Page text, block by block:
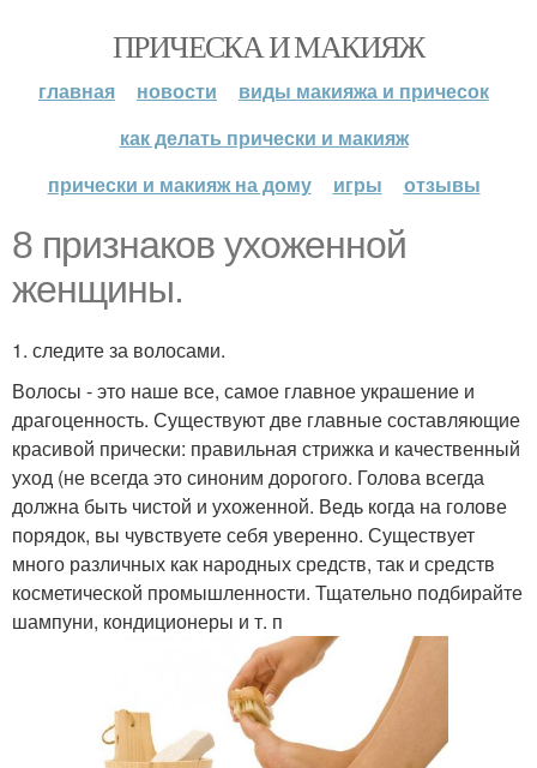
ПРИЧЕСКА И МАКИЯЖ
главная новости
виды макияжа и причесок
как делать прически и макияж
прически и макияж на дому
игры отзывы
8 признаков ухоженной
женщины.
1. следите за волосами.
Волосы - это наше все, самое главное украшение и
драгоценность. Существуют две главные составляющие
красивой прически: правильная стрижка и качественный
уход (не всегда это синоним дорогого. Голова всегда
должна быть чистой и ухоженной. Ведь когда на голове
порядок, вы чувствуете себя уверенно. Существует
много различных как народных средств, так и средств
косметической промышленности. Тщательно подбирайте
шампуни, кондиционеры и т. п